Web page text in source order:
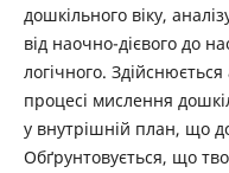
дошкільного віку,
від наочно-дієвого до
логічного.
процесі мислення
у внутрішній план, що
Обґрунтовується, що